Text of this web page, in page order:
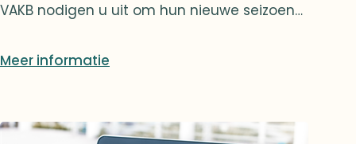
VAKB nodigen u uit om hun nieuwe seizoen
nieuwsgierigheid, reflectie en
Meer informatie